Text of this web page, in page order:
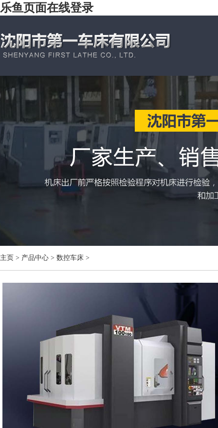
乐鱼页面在线登录
主页 > 产品中心 > 数控车床 >